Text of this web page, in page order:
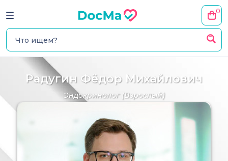
0
Радугин Фёдор Михайлович
Эндокринолог(Взрослый)